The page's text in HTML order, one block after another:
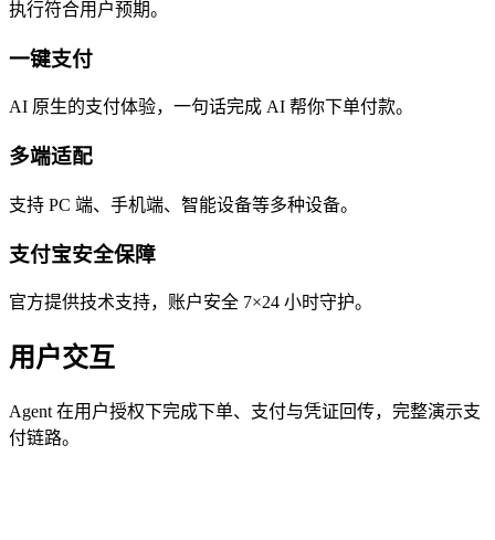
执行符合用户预期。
一键支付
AI 原生的支付体验，一句话完成 AI 帮你下单付款。
多端适配
支持 PC 端、手机端、智能设备等多种设备。
支付宝安全保障
官方提供技术支持，账户安全 7×24 小时守护。
用户交互
Agent 在用户授权下完成下单、支付与凭证回传，完整演示支
付链路。